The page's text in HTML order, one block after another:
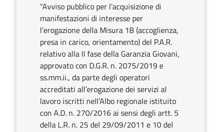
“Avviso pubblico per l’acquisizione di
manifestazioni di interesse per
l’erogazione della Misura 1B (accoglienza,
presa in carico, orientamento) del P.A.R.
relativo alla II fase della Garanzia Giovani,
approvato con D.G.R. n. 2075/2019 e
ss.mm.ii., da parte degli operatori
accreditati all’erogazione dei servizi al
lavoro iscritti nell’Albo regionale istituito
con A.D. n. 270/2016 ai sensi degli artt. 5
della L.R. n. 25 del 29/09/2011 e 10 del